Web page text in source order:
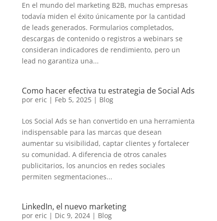
En el mundo del marketing B2B, muchas empresas
todavía miden el éxito únicamente por la cantidad
de leads generados. Formularios completados,
descargas de contenido o registros a webinars se
consideran indicadores de rendimiento, pero un
lead no garantiza una...
Como hacer efectiva tu estrategia de Social Ads
por eric | Feb 5, 2025| Blog
Los Social Ads se han convertido en una herramienta
indispensable para las marcas que desean
aumentar su visibilidad, captar clientes y fortalecer
su comunidad. A diferencia de otros canales
publicitarios, los anuncios en redes sociales
permiten segmentaciones...
LinkedIn, el nuevo marketing
por eric | Dic 9, 2024| Blog